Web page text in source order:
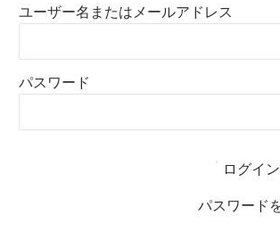
ユーザー名またはメールアドレス
パスワード
ログイ
パスワード